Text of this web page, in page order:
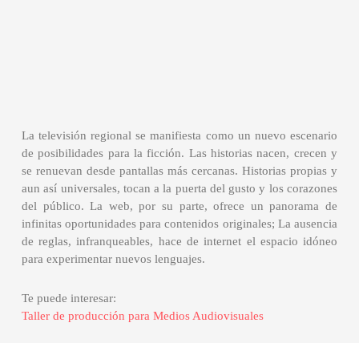
La televisión regional se manifiesta como un nuevo escenario
de posibilidades para la ficción. Las historias nacen, crecen y
se renuevan desde pantallas más cercanas. Historias propias y
aun así universales, tocan a la puerta del gusto y los corazones
del público. La web, por su parte, ofrece un panorama de
infinitas oportunidades para contenidos originales; La ausencia
de reglas, infranqueables, hace de internet el espacio idóneo
para experimentar nuevos lenguajes.
Te puede interesar:
Taller de producción para Medios Audiovisuales